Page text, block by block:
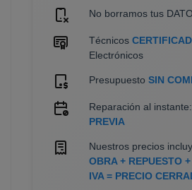
No borramos tus
Técnicos
Electrónicos
Presupuesto SIN
Reparación al instante:
PREVIA
Nuestros precios
OBRA + REPUESTO
IVA = PRECIO